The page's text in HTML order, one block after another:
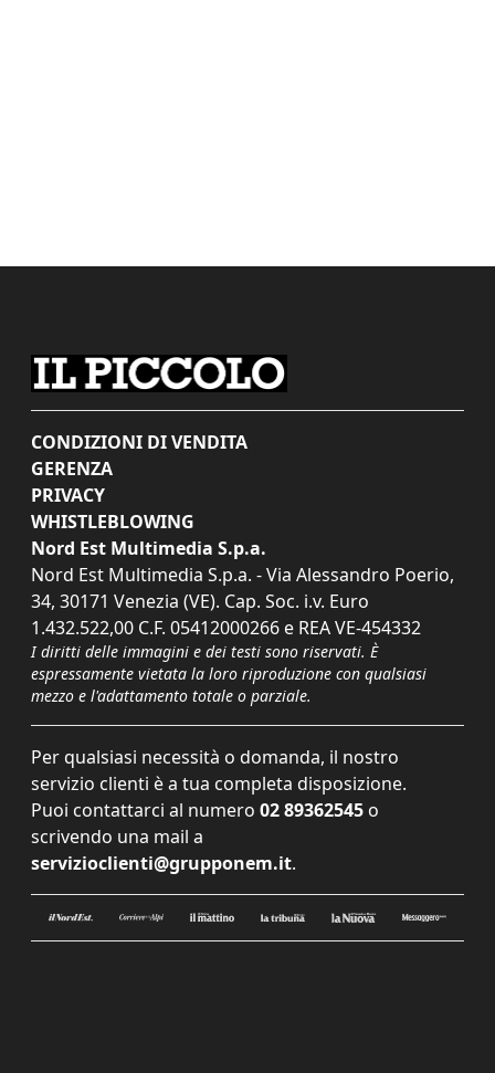
CONDIZIONI DI VENDITA
GERENZA
PRIVACY
WHISTLEBLOWING
Nord Est Multimedia S.p.a.
Nord Est Multimedia S.p.a. - Via Alessandro Poerio,
34, 30171 Venezia (VE). Cap. Soc. i.v. Euro
1.432.522,00 C.F. 05412000266 e REA VE-454332
I diritti delle immagini e dei testi sono riservati. È
espressamente vietata la loro riproduzione con qualsiasi
mezzo e l'adattamento totale o parziale.
Per qualsiasi necessità o domanda, il nostro
servizio clienti è a tua completa disposizione.
Puoi contattarci al numero 02 89362545 o
scrivendo una mail a
servizioclienti@grupponem.it.